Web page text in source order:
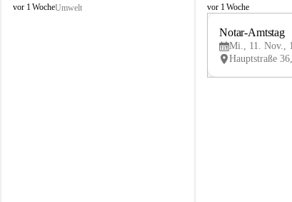
V
vor 1 WocheUmwelt
V
vor 1 Woche
Notar-Amtstag
Mi., 11. Nov.,